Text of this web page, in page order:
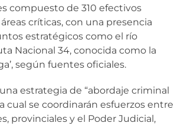
compuesto de 310 efectivos
críticas, con una presencia
estratégicos como el río
Nacional 34, conocida como la
según fuentes oficiales.
estrategia de “abordaje criminal
cual se coordinarán esfuerzos entre
provinciales y el Poder Judicial,